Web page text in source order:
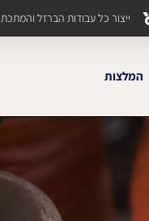
ייצור כל עבודות הברזל והמתכת
המלצות